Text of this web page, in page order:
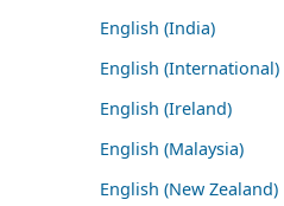
English (India)
English (International)
English (Ireland)
English (Malaysia)
English (New Zealand)